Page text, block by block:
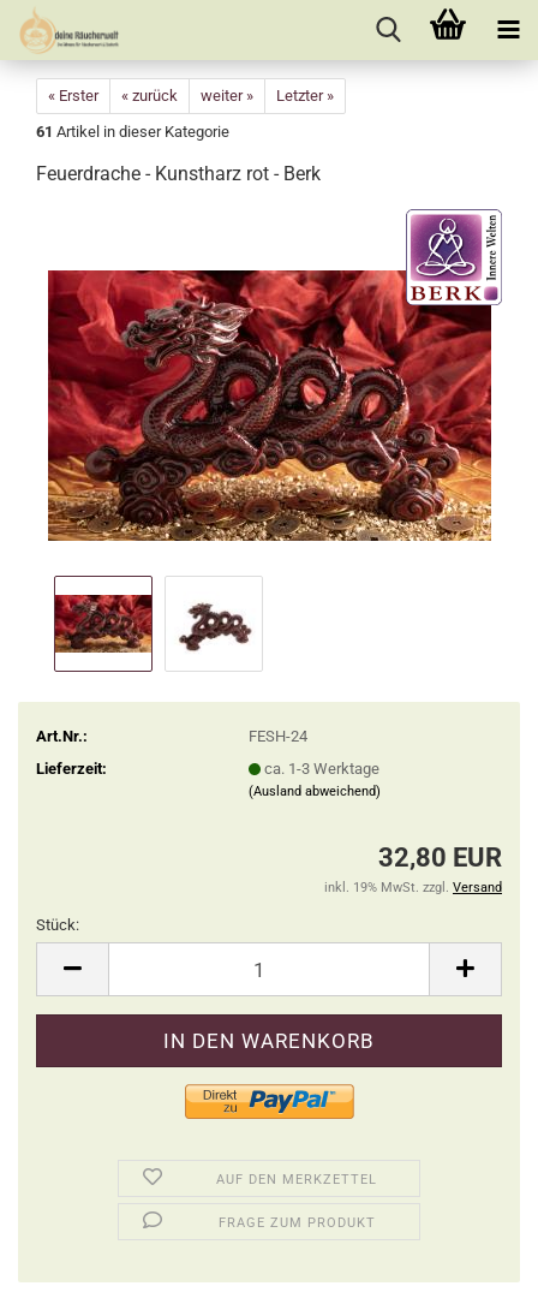
« Erster « zurück weiter »
Letzter »
61 Artikel in dieser Kategorie
Feuerdrache - Kunstharz rot - Berk
Art.Nr.:
FESH-24
Lieferzeit:
ca. 1-3 Werktage
(Ausland abweichend)
32,80 EUR
inkl. 19% MwSt. zzgl. Versand
Stück:
AUF DEN MERKZETTEL
FRAGE ZUM PRODUKT